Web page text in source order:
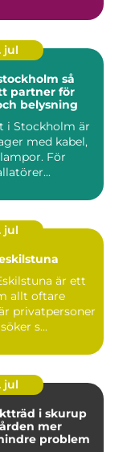
jul
så
partner för
belysning
i Stockholm är
med kabel,
För
jul
är ett
allt oftare
privatpersoner
s...
jul
i skurup
mer
problem